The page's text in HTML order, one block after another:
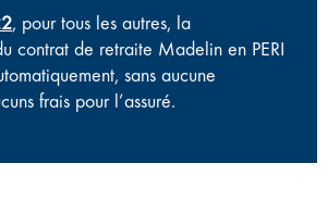
, pour tous les autres, la
contrat de retraite Madelin en PERI
sans aucune
frais pour l’assuré.